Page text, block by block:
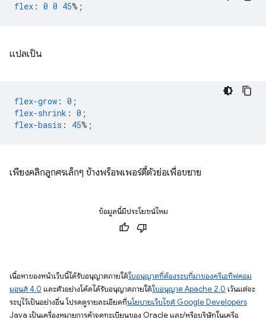
flex : 0 0 45%;
แปลเป็น
flex-grow : 0 ;
flex-shrink : 0 ;
flex-basis : 45%;
เพียงคลิกลูกศรเล็กๆ ข้างพร็อพเพอร์ตี้ตัวย่อเพื่อขยาย
ข้อมูลนี้มีประโยชน์ไหม
เนื้อหาของหน้าเว็บนี้ได้รับอนุญาตภายใต้ใบอนุญาตที่ต้องระบุที่มาของครีเอทีฟคอม
มอนส์ 4.0 และตัวอย่างโค้ดได้รับอนุญาตภายใต้ใบอนุญาต Apache 2.0 เว้นแต่จะ
ระบุไว้เป็นอย่างอื่น โปรดดูรายละเอียดที่นโยบายเว็บไซต์ Google Developers
Java เป็นเครื่องหมายการค้าจดทะเบียนของ Oracle และ/หรือบริษัทในเครือ